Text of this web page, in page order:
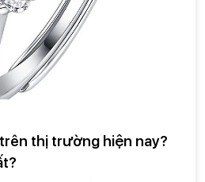
thị trường hiện nay?